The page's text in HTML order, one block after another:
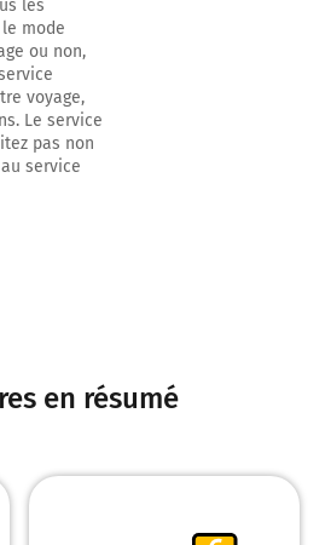
les
mode
ou non,
voyage,
Le service
pas non
service
en résumé